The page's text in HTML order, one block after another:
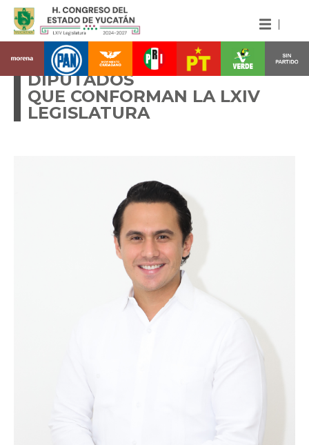
CONOCE A LAS Y LOS
DIPUTADOS
QUE CONFORMAN LA LXIV
LEGISLATURA